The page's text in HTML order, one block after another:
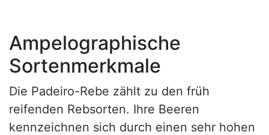
Ampelographische
Sortenmerkmale
Die Padeiro-Rebe zählt zu den früh
reifenden Rebsorten. Ihre Beeren
kennzeichnen sich durch einen sehr hohen